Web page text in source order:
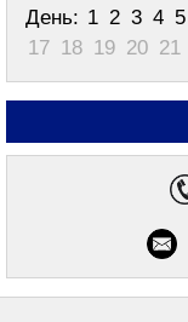
День: 1 2 3 4 5
17 18 19 20 21